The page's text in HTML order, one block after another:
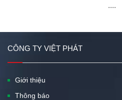
....
CÔNG TY VIỆT PHÁT
Giới thiệu
Thông báo